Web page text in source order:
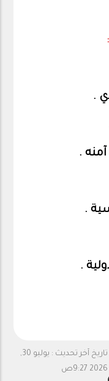
.
.
.
.
تاريخ آخر تحديث :
يوليو 30,
2026 9:27ص